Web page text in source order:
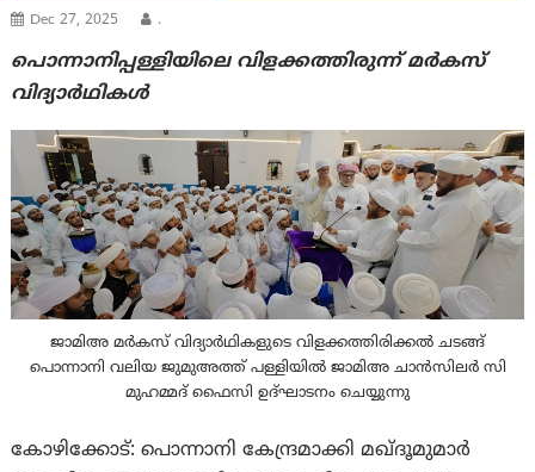
Dec 27, 2025 .
പൊന്നാനിപ്പള്ളിയിലെ വിളക്കത്തിരുന്ന് മർകസ്
വിദ്യാർഥികൾ
ജാമിഅ മർകസ് വിദ്യാർഥികളുടെ വിളക്കത്തിരിക്കൽ ചടങ്ങ്
പൊന്നാനി വലിയ ജുമുഅത്ത് പള്ളിയിൽ ജാമിഅ ചാൻസിലർ സി
മുഹമ്മദ് ഫൈസി ഉദ്ഘാടനം ചെയ്യുന്നു
കോഴിക്കോട്: പൊന്നാനി കേന്ദ്രമാക്കി മഖ്‌ദൂമുമാർ